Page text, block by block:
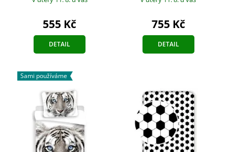
555 Kč
DETAIL
755 Kč
DETAIL
Sami používáme